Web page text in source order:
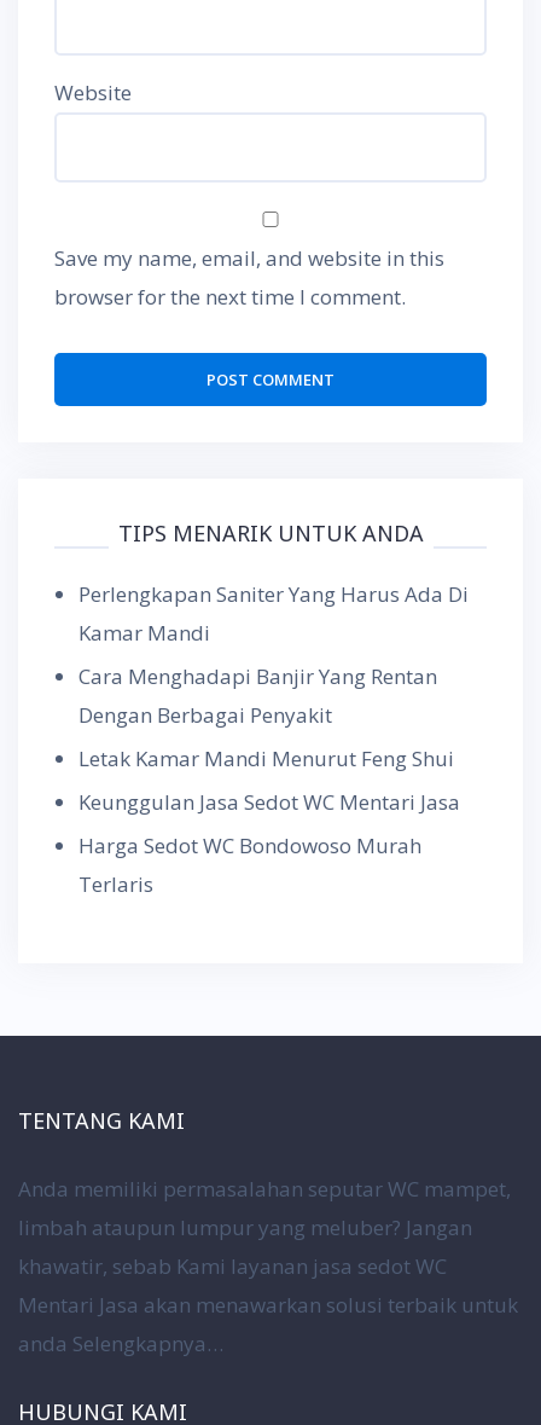
Website
Save my name, email, and website in this
browser for the next time I comment.
TIPS MENARIK UNTUK ANDA
Perlengkapan Saniter Yang Harus Ada Di
Kamar Mandi
Cara Menghadapi Banjir Yang Rentan
Dengan Berbagai Penyakit
Letak Kamar Mandi Menurut Feng Shui
Keunggulan Jasa Sedot WC Mentari Jasa
Harga Sedot WC Bondowoso Murah
Terlaris
TENTANG KAMI
Anda memiliki permasalahan seputar WC mampet,
limbah ataupun lumpur yang meluber? Jangan
khawatir, sebab Kami layanan jasa sedot WC
Mentari Jasa akan menawarkan solusi terbaik untuk
anda Selengkapnya…
HUBUNGI KAMI